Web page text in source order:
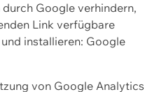
Google verhindern,
Link verfügbare
installieren: Google
von Google Analytics